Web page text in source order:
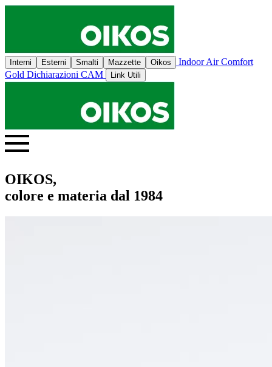
Interni Esterni Smalti Mazzette Oikos
Indoor Air Comfort
Gold Dichiarazioni CAM Link Utili
OIKOS,
colore e materia dal 1984